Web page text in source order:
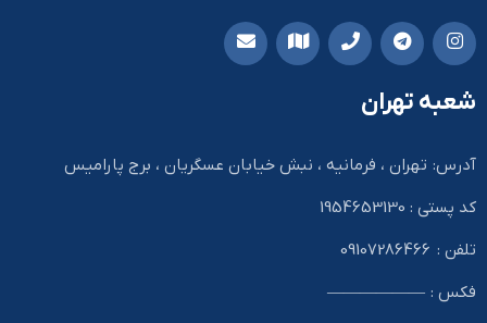
شعبه تهران
آدرس: تهران ، فرمانیه ، نبش خیابان عسگریان ، برج پارامیس
کد پستی : 1954653130
تلفن : 09107286466
فکس : ——————